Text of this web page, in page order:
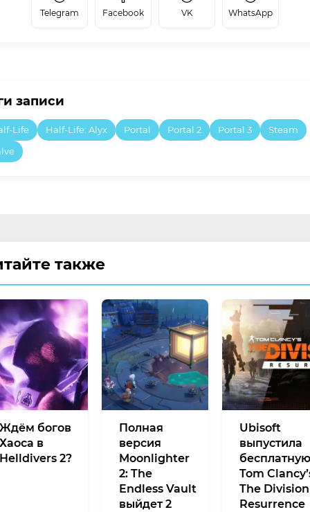
Telegram Facebook VK WhatsApp
записи
Life Half-Life: Alyx Portal Portal 2 Portal 3
Steam
также
Ждём богов
Хаоса в
Helldivers 2?
Полная
версия
Moonlighter
2: The
Endless Vault
выйдет 2
Ubisoft
выпустила
бесплатную
Tom
The Division
Resurrence